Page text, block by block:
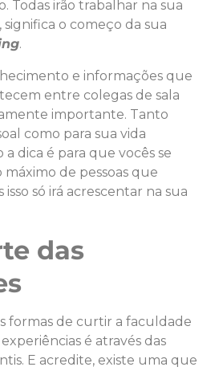
Todas irão trabalhar na sua
significa o começo da sua
.
e informações que
entre colegas de sala
importante. Tanto
como para sua vida
a dica é para que vocês se
de pessoas que
só irá acrescentar na sua
das
formas de curtir a faculdade
é através das
E acredite, existe uma que